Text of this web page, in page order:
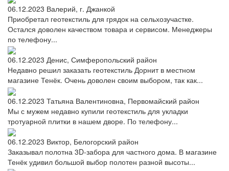
06.12.2023 Валерий, г. Джанкой
Приобретал геотекстиль для грядок на сельхозучастке.
Остался доволен качеством товара и сервисом. Менеджеры
по телефону...
06.12.2023 Денис, Симферопольский район
Недавно решил заказать геотекстиль Дорнит в местном
магазине Тенёк. Очень доволен своим выбором, так как...
06.12.2023 Татьяна Валентиновна, Первомайский район
Мы с мужем недавно купили геотекстиль для укладки
тротуарной плитки в нашем дворе. По телефону...
06.12.2023 Виктор, Белогорский район
Заказывал полотна 3D-забора для частного дома. В магазине
Тенёк удивил большой выбор полотен разной высоты...